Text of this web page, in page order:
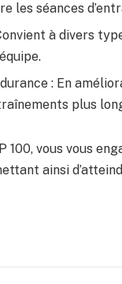
les séances
à divers
: En
plus
100, vous vous
ainsi